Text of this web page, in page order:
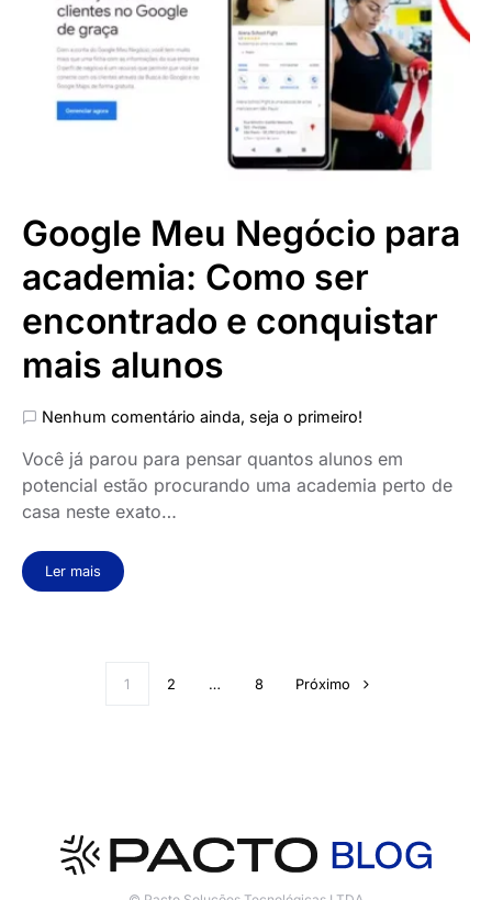
Google Meu Negócio para
academia: Como ser
encontrado e conquistar
mais alunos
Nenhum comentário ainda, seja o primeiro!
Você já parou para pensar quantos alunos em
potencial estão procurando uma academia perto de
casa neste exato…
Ler mais
1 2 … 8 Próximo